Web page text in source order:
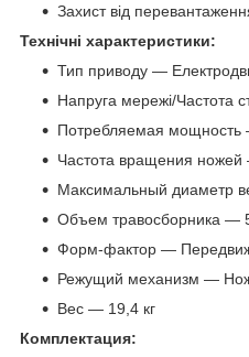
Захист від
Технічні характеристики:
Тип приводу ―
Напруга мережі/Частота
Потребляемая мощность
Частота вращения
Максимальный диаметр
Объем травосборника ―
Форм-фактор ―
Режущий механизм ―
Вес ― 19,4 кг
Комплектация: